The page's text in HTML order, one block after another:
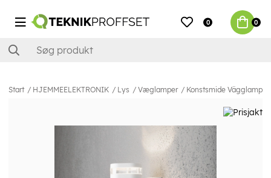
0 0
Start HJEMMEELEKTRONIK Lys Væglamper Konstsmide Vägglampa